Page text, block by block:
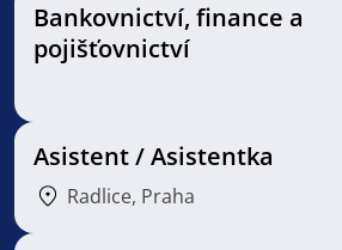
Bankovnictví, finance a
pojišťovnictví
Asistent / Asistentka
Radlice, Praha